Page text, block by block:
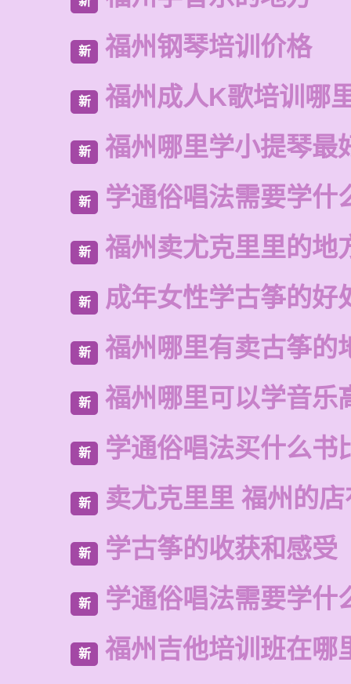
新 福州钢琴培训价格
新 福州成人K歌培训哪
新 福州哪里学小提琴最
新 学通俗唱法需要学什
新 福州卖尤克里里的地
新 成年女性学古筝的好
新 福州哪里有卖古筝的
新 福州哪里可以学音乐
新 学通俗唱法买什么书
新 卖尤克里里 福州的
新 学古筝的收获和感受
新 学通俗唱法需要学什
新 福州吉他培训班在哪